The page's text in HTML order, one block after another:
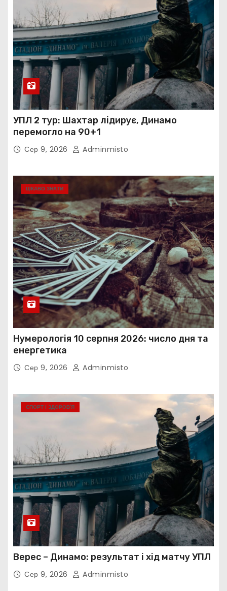
УПЛ 2 тур: Шахтар лідирує, Динамо
перемогло на 90+1
Сер 9, 2026 Adminmisto
ЦІКАВО ЗНАТИ
Нумерологія 10 серпня 2026: число дня та
енергетика
Сер 9, 2026 Adminmisto
СПОРТ І ЗДОРОВ’Я
Верес – Динамо: результат і хід матчу УПЛ
Сер 9, 2026 Adminmisto